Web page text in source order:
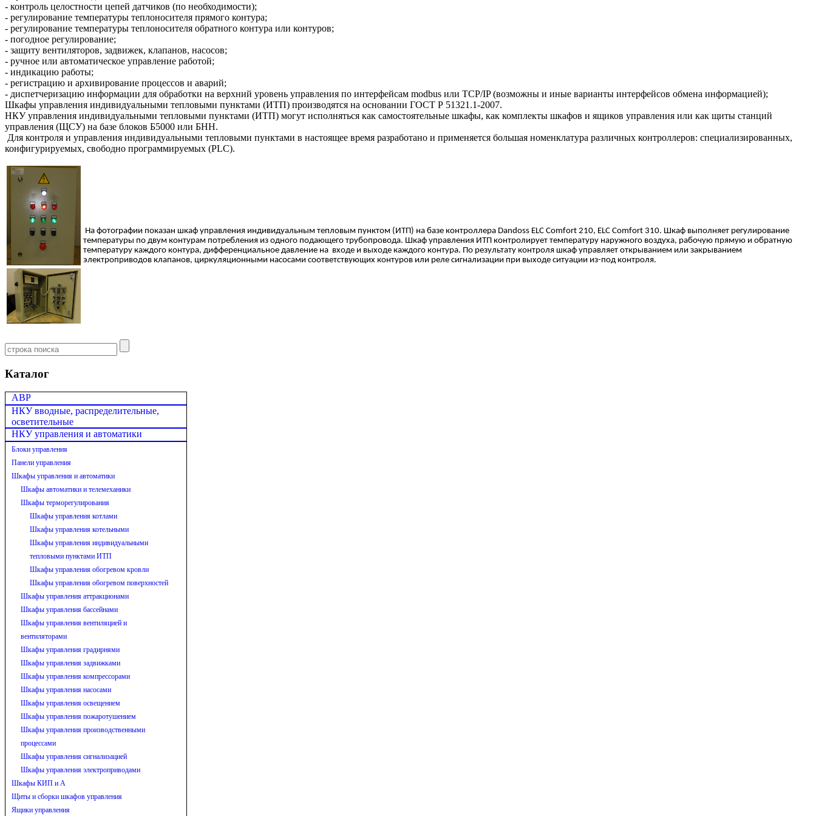
- контроль целостности цепей датчиков (по необходимости);
- регулирование температуры теплоносителя прямого контура;
- регулирование температуры теплоносителя обратного контура или контуров;
- погодное регулирование;
- защиту вентиляторов, задвижек, клапанов, насосов;
- ручное или автоматическое управление работой;
- индикацию работы;
- регистрацию и архивирование процессов и аварий;
- диспетчеризацию информации для обработки на верхний уровень управления по интерфейсам modbus или TCP/IP (возможны и иные варианты интерфейсов обмена информацией);
Шкафы управления индивидуальными тепловыми пунктами (ИТП) производятся на основании ГОСТ Р 51321.1-2007.
НКУ управления индивидуальными тепловыми пунктами (ИТП) могут исполняться как самостоятельные шкафы, как комплекты шкафов и ящиков управления или как щиты станций
управления (ЩСУ) на базе блоков Б5000 или БНН.
Для контроля и управления индивидуальными тепловыми пунктами в настоящее время разработано и применяется большая номенклатура различных контроллеров: специализированных,
конфигурируемых, свободно программируемых (PLC).
На фотографии показан шкаф управления индивидуальным тепловым пунктом (ИТП) на базе контроллера Dandoss ELC Comfort 210, ELC Comfort 310. Шкаф выполняет регулирование
температуры по двум контурам потребления из одного подающего трубопровода. Шкаф управления ИТП контролирует температуру наружного воздуха, рабочую прямую и обратную
температуру каждого контура, дифференциальное давление на входе и выходе каждого контура. По результату контроля шкаф управляет открыванием или закрыванием
электроприводов клапанов, циркуляционными насосами соответствующих контуров или реле сигнализации при выходе ситуации из-под контроля.
Каталог
АВР
НКУ вводные, распределительные,
осветительные
НКУ управления и автоматики
Блоки управления
Панели управления
Шкафы управления и автоматики
Шкафы автоматики и телемеханики
Шкафы терморегулирования
Шкафы управления котлами
Шкафы управления котельными
Шкафы управления индивидуальными
тепловыми пунктами ИТП
Шкафы управления обогревом кровли
Шкафы управления обогревом поверхностей
Шкафы управления аттракционами
Шкафы управления бассейнами
Шкафы управления вентиляцией и
вентиляторами
Шкафы управления градирнями
Шкафы управления задвижками
Шкафы управления компрессорами
Шкафы управления насосами
Шкафы управления освещением
Шкафы управления пожаротушением
Шкафы управления производственными
процессами
Шкафы управления сигнализацией
Шкафы управления электроприводами
Шкафы КИП и А
Щиты и сборки шкафов управления
Ящики управления